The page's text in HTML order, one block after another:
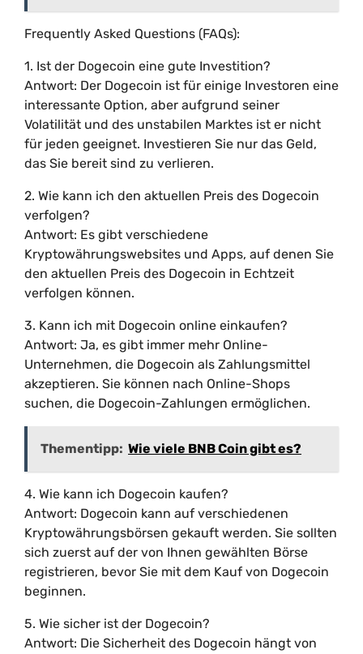
Frequently Asked Questions (FAQs):
1. Ist der Dogecoin eine gute Investition?
Antwort: Der Dogecoin ist für einige Investoren eine
interessante Option, aber aufgrund seiner
Volatilität und des unstabilen Marktes ist er nicht
für jeden geeignet. Investieren Sie nur das Geld,
das Sie bereit sind zu verlieren.
2. Wie kann ich den aktuellen Preis des Dogecoin
verfolgen?
Antwort: Es gibt verschiedene
Kryptowährungswebsites und Apps, auf denen Sie
den aktuellen Preis des Dogecoin in Echtzeit
verfolgen können.
3. Kann ich mit Dogecoin online einkaufen?
Antwort: Ja, es gibt immer mehr Online-
Unternehmen, die Dogecoin als Zahlungsmittel
akzeptieren. Sie können nach Online-Shops
suchen, die Dogecoin-Zahlungen ermöglichen.
Thementipp: Wie viele BNB Coin gibt es?
4. Wie kann ich Dogecoin kaufen?
Antwort: Dogecoin kann auf verschiedenen
Kryptowährungsbörsen gekauft werden. Sie sollten
sich zuerst auf der von Ihnen gewählten Börse
registrieren, bevor Sie mit dem Kauf von Dogecoin
beginnen.
5. Wie sicher ist der Dogecoin?
Antwort: Die Sicherheit des Dogecoin hängt von